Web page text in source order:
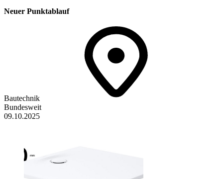
Neuer Punkt­ablauf
Bautechnik
Bundesweit
09.10.2025